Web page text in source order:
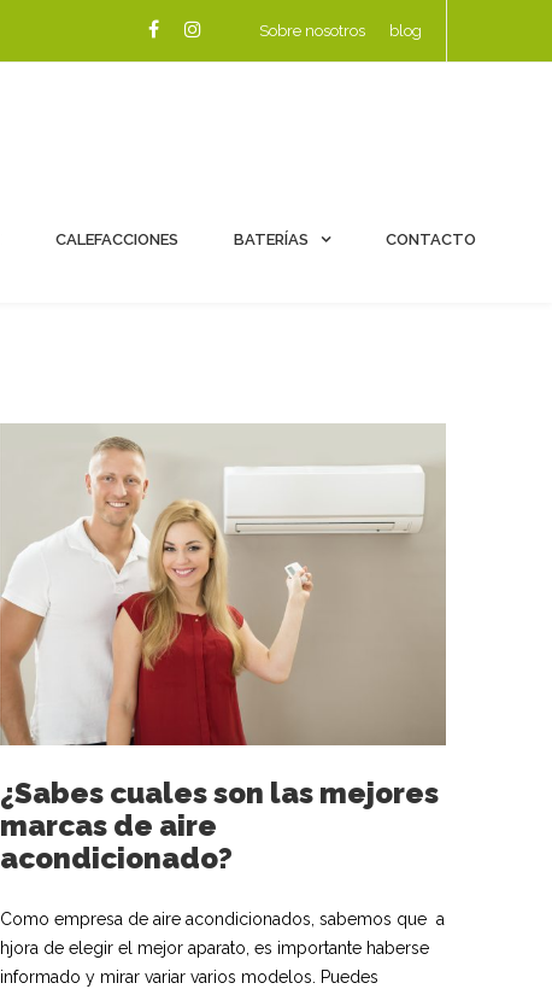
Sobre nosotros blog
CALEFACCIONES BATERÍAS CONTACTO
¿Sabes cuales son las mejores
marcas de aire
acondicionado?
Como empresa de aire acondicionados, sabemos que a
hjora de elegir el mejor aparato, es importante haberse
informado y mirar variar varios modelos. Puedes